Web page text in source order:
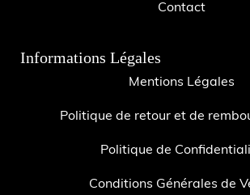
Contact
Informations Légales
Mentions Légales
Politique de retour et de
Politique de
Conditions Générales de